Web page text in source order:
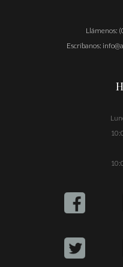
Llámenos:
Escríbanos: